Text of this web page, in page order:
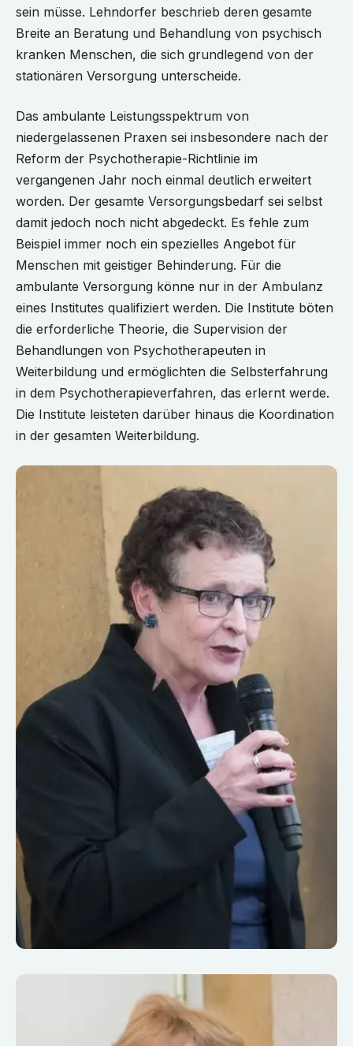
sein müsse. Lehndorfer beschrieb deren gesamte
Breite an Beratung und Behandlung von psychisch
kranken Menschen, die sich grundlegend von der
stationären Versorgung unterscheide.
Das ambulante Leistungsspektrum von
niedergelassenen Praxen sei insbesondere nach der
Reform der Psychotherapie-Richtlinie im
vergangenen Jahr noch einmal deutlich erweitert
worden. Der gesamte Versorgungsbedarf sei selbst
damit jedoch noch nicht abgedeckt. Es fehle zum
Beispiel immer noch ein spezielles Angebot für
Menschen mit geistiger Behinderung. Für die
ambulante Versorgung könne nur in der Ambulanz
eines Institutes qualifiziert werden. Die Institute böten
die erforderliche Theorie, die Supervision der
Behandlungen von Psychotherapeuten in
Weiterbildung und ermöglichten die Selbsterfahrung
in dem Psychotherapieverfahren, das erlernt werde.
Die Institute leisteten darüber hinaus die Koordination
in der gesamten Weiterbildung.